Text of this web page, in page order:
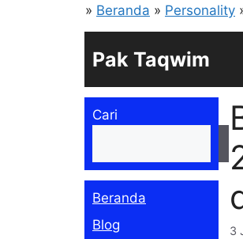
» Beranda » Personality
Pak Taqwim
3
Cari
Beranda
Blog